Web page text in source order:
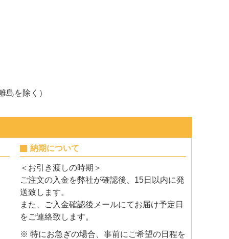
を除く）
納期について
＜お引き渡しの時期＞
ご注文の入金を弊社が確認後、15日以内に発
送致します。
また、ご入金確認後メールにてお届け予定日
をご連絡致します。
※ 特にお急ぎの場合、事前にご希望の日程を